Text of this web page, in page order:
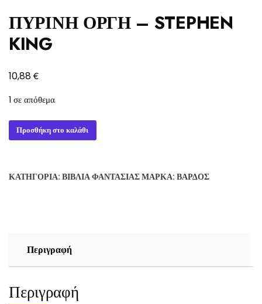
ΠΥΡΙΝΗ ΟΡΓΗ – STEPHEN
KING
10,88€
1 σε απόθεμα
ΠΥΡΙΝΗ
ΟΡΓΗ
KING
Προσθήκη στο καλάθι
ΚΑΤΗΓΟΡΊΑ: ΒΙΒΛΊΑ ΦΑΝΤΑΣΊΑΣΜΆΡΚΑ: ΒΆΡΔΟΣ
Περιγραφή
Περιγραφή